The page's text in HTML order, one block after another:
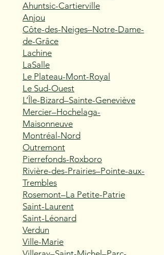
Ahuntsic-Cartierville
Anjou
Côte-des-Neiges–Notre-Dame-
de-Grâce
Lachine
LaSalle
Le Plateau-Mont-Royal
Le Sud-Ouest
L’Île-Bizard–Sainte-Geneviève
Mercier–Hochelaga-
Maisonneuve
Montréal-Nord
Outremont
Pierrefonds-Roxboro
Rivière-des-Prairies–Pointe-aux-
Trembles
Rosemont–La Petite-Patrie
Saint-Laurent
Saint-Léonard
Verdun
Ville-Marie